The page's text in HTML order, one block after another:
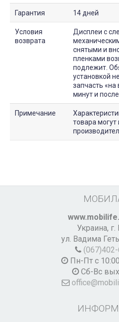
Гарантия 14 дней
Условия
возврата
Дисплеи с
снятыми и
пленками
подлежит.
установкой
запчасть «на
минут и
Примечание
товара могут
Украина, г.
ул. Вадима
Пн-Пт с
Сб-Вс